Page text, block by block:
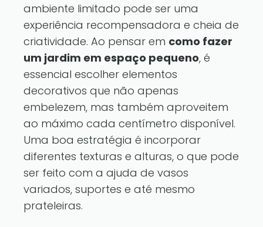
ambiente limitado pode ser uma
experiência recompensadora e cheia de
criatividade. Ao pensar em como fazer
um jardim em espaço pequeno, é
essencial escolher elementos
decorativos que não apenas
embelezem, mas também aproveitem
ao máximo cada centímetro disponível.
Uma boa estratégia é incorporar
diferentes texturas e alturas, o que pode
ser feito com a ajuda de vasos
variados, suportes e até mesmo
prateleiras.